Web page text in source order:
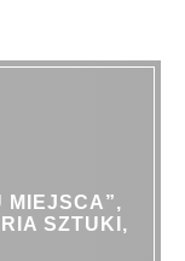
MIEJSCA”,
SZTUKI,